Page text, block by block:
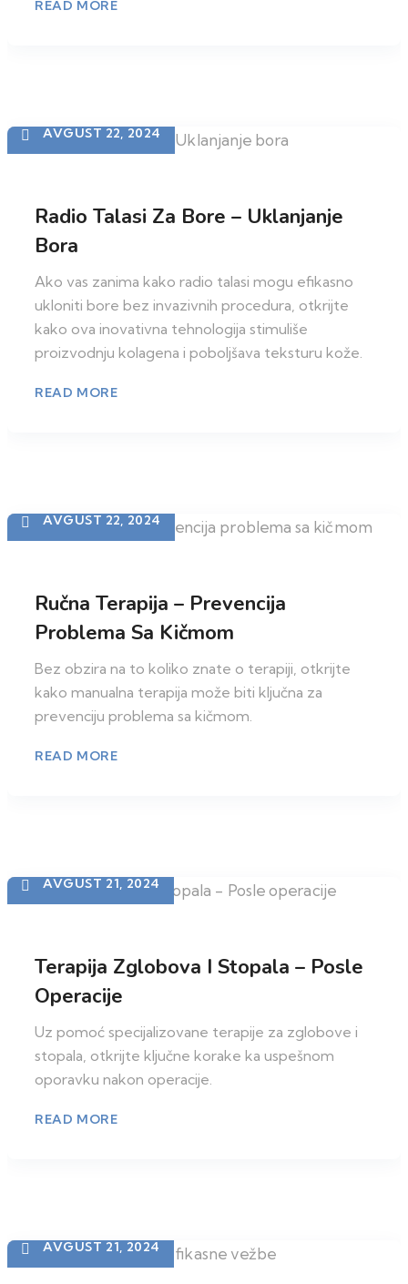
READ MORE
AVGUST 22, 2024
Radio Talasi Za Bore – Uklanjanje
Bora
Ako vas zanima kako radio talasi mogu efikasno
ukloniti bore bez invazivnih procedura, otkrijte
kako ova inovativna tehnologija stimuliše
proizvodnju kolagena i poboljšava teksturu kože.
READ MORE
AVGUST 22, 2024
Ručna Terapija – Prevencija
Problema Sa Kičmom
Bez obzira na to koliko znate o terapiji, otkrijte
kako manualna terapija može biti ključna za
prevenciju problema sa kičmom.
READ MORE
AVGUST 21, 2024
Terapija Zglobova I Stopala – Posle
Operacije
Uz pomoć specijalizovane terapije za zglobove i
stopala, otkrijte ključne korake ka uspešnom
oporavku nakon operacije.
READ MORE
AVGUST 21, 2024